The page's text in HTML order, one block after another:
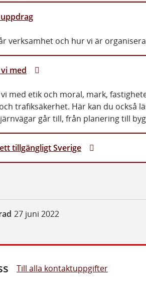
verksamhet och hur vi är
med
med etik och moral, mark,
trafiksäkerhet. Här kan du också
går till, från planering till
tillgängligt Sverige
27 juni 2022
Till alla kontaktuppgifter